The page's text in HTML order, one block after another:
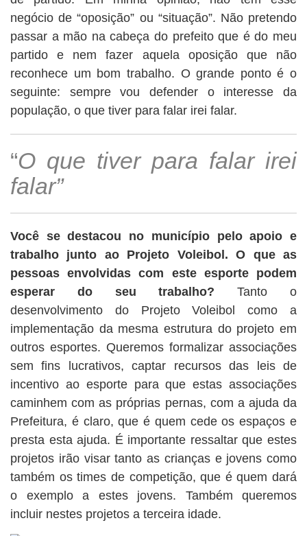
negócio de “oposição” ou “situação”. Não pretendo
passar a mão na cabeça do prefeito que é do meu
partido e nem fazer aquela oposição que não
reconhece um bom trabalho. O grande ponto é o
seguinte: sempre vou defender o interesse da
população, o que tiver para falar irei falar.
“O que tiver para falar irei
falar”
Você se destacou no município pelo apoio e
trabalho junto ao Projeto Voleibol. O que as
pessoas envolvidas com este esporte podem
esperar do seu trabalho? Tanto o
desenvolvimento do Projeto Voleibol como a
implementação da mesma estrutura do projeto em
outros esportes. Queremos formalizar associações
sem fins lucrativos, captar recursos das leis de
incentivo ao esporte para que estas associações
caminhem com as próprias pernas, com a ajuda da
Prefeitura, é claro, que é quem cede os espaços e
presta esta ajuda. É importante ressaltar que estes
projetos irão visar tanto as crianças e jovens como
também os times de competição, que é quem dará
o exemplo a estes jovens. Também queremos
incluir nestes projetos a terceira idade.